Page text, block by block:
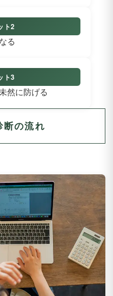
る
然に防げる
断の流れ